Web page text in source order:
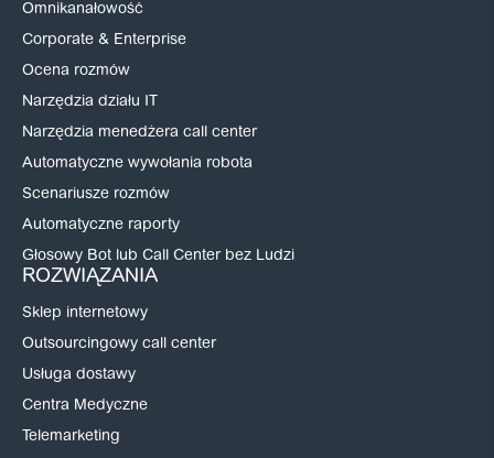
Omnikanałowość
Corporate & Enterprise
Ocena rozmów
Narzędzia działu IT
Narzędzia menedżera call center
Automatyczne wywołania robota
Scenariusze rozmów
Automatyczne raporty
Głosowy Bot lub Call Center bez Ludzi
ROZWIĄZANIA
Sklep internetowy
Outsourcingowy call center
Usługa dostawy
Centra Medyczne
Telemarketing